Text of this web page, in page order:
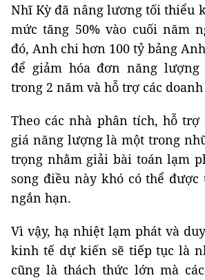
Nhĩ Kỳ đã nâng lương tối thiểu
mức tăng 50% vào cuối năm
đó, Anh chi hơn 100 tỷ bảng
để giảm hóa đơn năng
trong 2 năm và hỗ trợ các
Theo các nhà phân tích, hỗ
giá năng lượng là một trong
trọng nhằm giải bài toán lạm
song điều này khó có thể
ngắn hạn.
Vì vậy, hạ nhiệt lạm phát và
kinh tế dự kiến sẽ tiếp tục là
cũng là thách thức lớn mà